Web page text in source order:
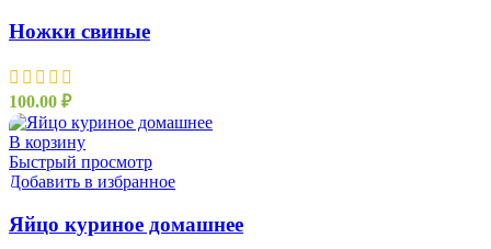
Ножки свиные
100.00 ₽
В корзину
Быстрый просмотр
Добавить в избранное
Яйцо куриное домашнее